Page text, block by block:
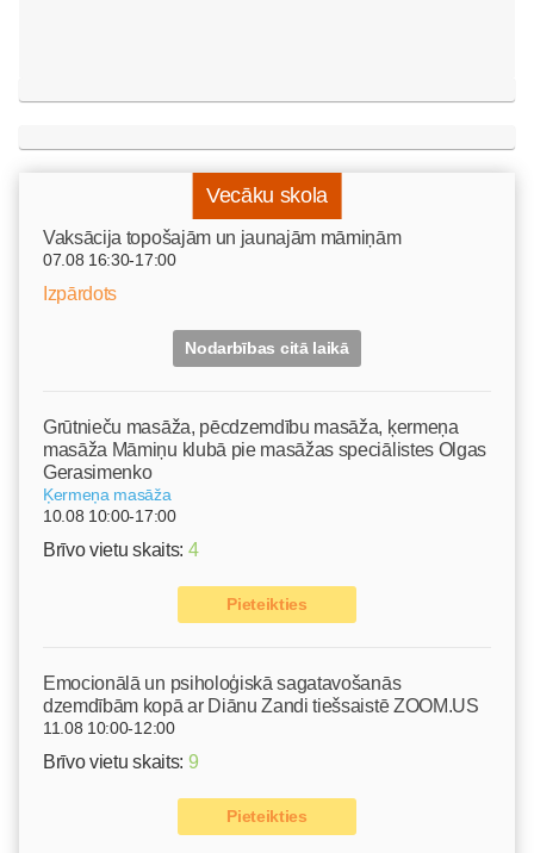
Vecāku skola
Vaksācija topošajām un jaunajām māmiņām
07.08 16:30-17:00
Izpārdots
Nodarbības citā laikā
Grūtnieču masāža, pēcdzemdību masāža, ķermeņa
masāža Māmiņu klubā pie masāžas speciālistes Olgas
Gerasimenko
Ķermeņa masāža
10.08 10:00-17:00
Brīvo vietu skaits: 4
Pieteikties
Emocionālā un psiholoģiskā sagatavošanās
dzemdībām kopā ar Diānu Zandi tiešsaistē ZOOM.US
11.08 10:00-12:00
Brīvo vietu skaits: 9
Pieteikties